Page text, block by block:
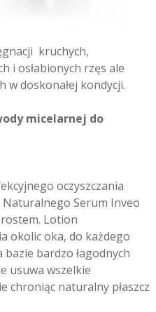
kruchych,
i osłabionych rzęs ale
doskonałej kondycji.
micelarnej do
oczyszczania
Serum Inveo
Lotion
okolic oka, do każdego
bardzo łagodnych
usuwa wszelkie
chroniąc naturalny płaszcz